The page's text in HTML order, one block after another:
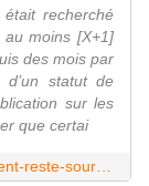
recherché
au moins [X+1]
des mois par
d’un statut de
sur les
que certai